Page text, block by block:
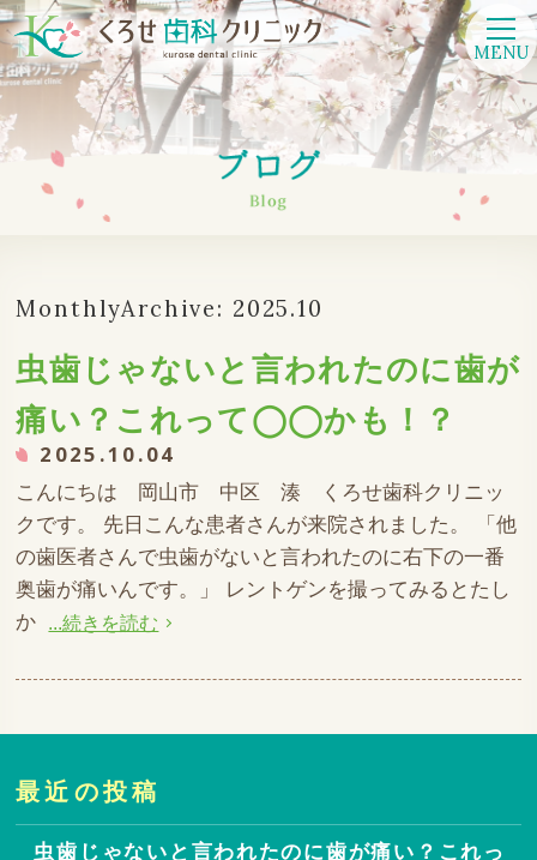
MENU
MonthlyArchive: 2025.10
虫歯じゃないと言われたのに歯が
痛い？これって◯◯かも！？
2025.10.04
こんにちは 岡山市 中区 湊 くろせ歯科クリニッ
クです。 先日こんな患者さんが来院されました。 「他
の歯医者さんで虫歯がないと言われたのに右下の一番
奥歯が痛いんです。」 レントゲンを撮ってみるとたし
か
...続きを読む
最近の投稿
虫歯じゃないと言われたのに歯が痛い？これっ